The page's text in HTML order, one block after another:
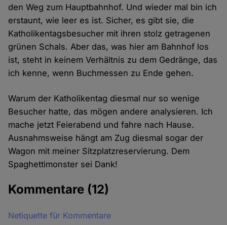
den Weg zum Hauptbahnhof. Und wieder mal bin ich
erstaunt, wie leer es ist. Sicher, es gibt sie, die
Katholikentagsbesucher mit ihren stolz getragenen
grünen Schals. Aber das, was hier am Bahnhof los
ist, steht in keinem Verhältnis zu dem Gedränge, das
ich kenne, wenn Buchmessen zu Ende gehen.
Warum der Katholikentag diesmal nur so wenige
Besucher hatte, das mögen andere analysieren. Ich
mache jetzt Feierabend und fahre nach Hause.
Ausnahmsweise hängt am Zug diesmal sogar der
Wagon mit meiner Sitzplatzreservierung. Dem
Spaghettimonster sei Dank!
Kommentare (12)
Netiquette für Kommentare